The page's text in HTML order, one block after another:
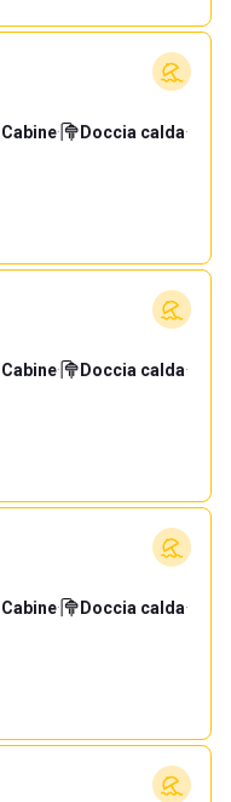
Cabine· Doccia calda·
Cabine· Doccia calda·
Cabine· Doccia calda·